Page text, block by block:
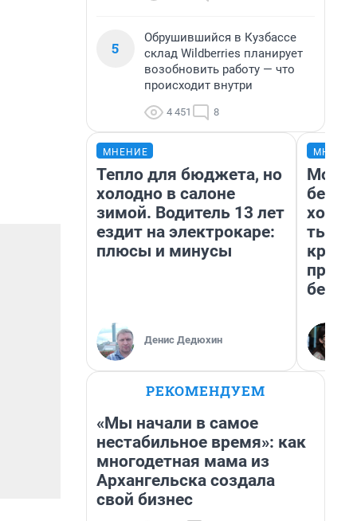
5
Обрушившийся в Кузбассе
склад Wildberries планирует
возобновить работу — что
происходит внутри
4 451 8
МНЕНИЕ
Тепло для бюджета, но
холодно в салоне
зимой. Водитель 13 лет
ездит на электрокаре:
плюсы и минусы
Денис Дедюхин
Мой
РЕКОМЕНДУЕМ
«Мы начали в самое
нестабильное время»: как
многодетная мама из
Архангельска создала
свой бизнес